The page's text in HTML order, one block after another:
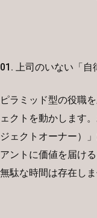
01. 上司のいない「自
ピラミッド型の役職
ェクトを動かします
ジェクトオーナー）
アントに価値を届け
無駄な時間は存在しま